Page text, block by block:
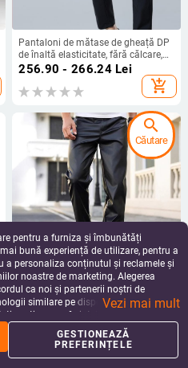
Pantaloni de mătase de gheață DP
de înaltă elasticitate, fără călcare,
pentru bărbați, verticali, anti-rid,
pantaloni pentru bărbați, pantaloni
casual stretch, rochie profesională
256.90 - 266.24Lei
add_shopping_cart
Pantaloni de piele pentru
motociclete pentru bărbați, de
primăvară și toamnă, noi, la pachet,
transfrontalieri, en-gros, europeni și
americani, din piele PU, drepți
242.63Lei
add_shopping_cart
pentru a furniza și îmbunătăți
bună experiență de utilizare, pentru a
a personaliza conținutul și reclamele și
noastre de marketing. Alegerea
ca noi și partenerii noștri de
similare pe dispozitivul dvs. în
gestiona preferințele în orice moment
Pentru mai multe informații, vă
confidențialitate.
Vezi mai mult
GESTIONEAZĂ
PREFERINȚELE
search
Căutare